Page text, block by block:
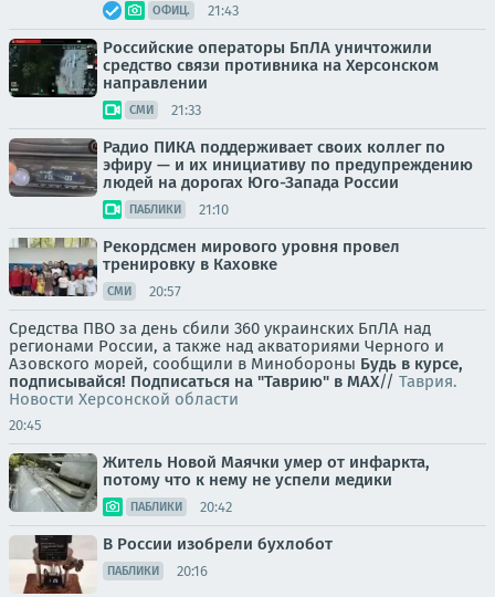
ОФИЦ. 21:43
Российские операторы БпЛА уничтожили
средство связи противника на Херсонском
направлении
СМИ 21:33
Радио ПИКА поддерживает своих коллег по
эфиру — и их инициативу по предупреждению
людей на дорогах Юго-Запада России
ПАБЛИКИ 21:10
Рекордсмен мирового уровня провел
тренировку в Каховке
СМИ 20:57
Средства ПВО за день сбили 360 украинских БпЛА над
регионами России, а также над акваториями Черного и
Азовского морей, сообщили в Минобороны Будь в курсе,
подписывайся! Подписаться на "Таврию" в MAX// Таврия.
Новости Херсонской области
20:45
Житель Новой Маячки умер от инфаркта,
потому что к нему не успели медики
ПАБЛИКИ 20:42
В России изобрели бухлобот
ПАБЛИКИ 20:16